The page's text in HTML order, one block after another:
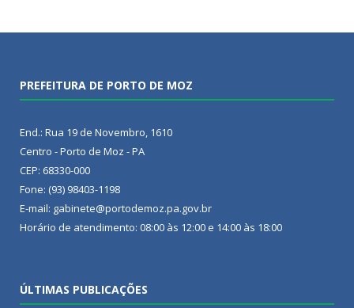
PREFEITURA DE PORTO DE MOZ
End.: Rua 19 de Novembro, 1610
Centro - Porto de Moz - PA
CEP: 68330-000
Fone: (93) 98403-1198
E-mail: gabinete@portodemoz.pa.gov.br
Horário de atendimento: 08:00 às 12:00 e 14:00 às 18:00
ÚLTIMAS PUBLICAÇÕES